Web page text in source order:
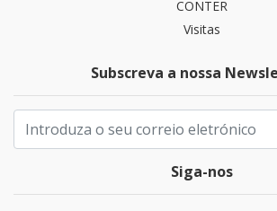
CONTER
Visitas
Subscreva a nossa
Siga-nos